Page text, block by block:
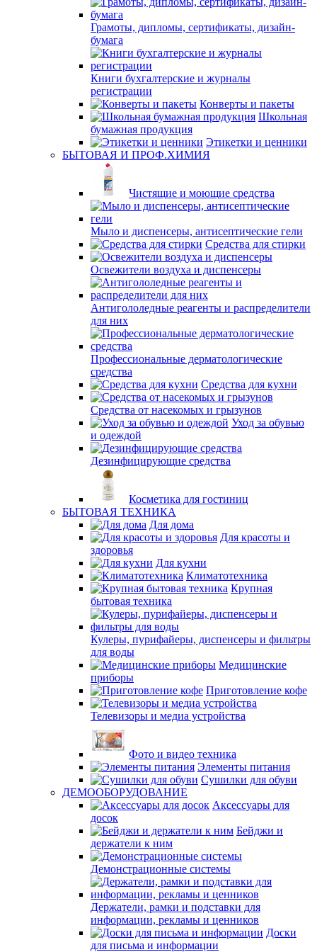
Грамоты, дипломы, сертификаты, дизайн-
бумага
Книги бухгалтерские и журналы
регистрации
Конверты и пакеты
Школьная
бумажная продукция
Этикетки и ценники
БЫТОВАЯ И ПРОФ.ХИМИЯ
Чистящие и моющие средства
Мыло и диспенсеры, антисептические гели
Средства для стирки
Освежители воздуха и диспенсеры
Антигололедные реагенты и распределители
для них
Профессиональные дерматологические
средства
Средства для кухни
Средства от насекомых и грызунов
Уход за обувью
и одеждой
Дезинфицирующие средства
Косметика для гостиниц
БЫТОВАЯ ТЕХНИКА
Для дома
Для красоты и
здоровья
Для кухни
Климатотехника
Крупная
бытовая техника
Кулеры, пурифайеры, диспенсеры и фильтры
для воды
Медицинские
приборы
Приготовление кофе
Телевизоры и медиа устройства
Фото и видео техника
Элементы питания
Сушилки для обуви
ДЕМООБОРУДОВАНИЕ
Аксессуары для
досок
Бейджи и
держатели к ним
Демонстрационные системы
Держатели, рамки и подставки для
информации, рекламы и ценников
Доски
для письма и информации